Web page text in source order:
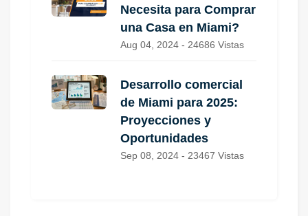
Necesita para Comprar
una Casa en Miami?
Aug 04, 2024 - 24686 Vistas
Desarrollo comercial
de Miami para 2025:
Proyecciones y
Oportunidades
Sep 08, 2024 - 23467 Vistas